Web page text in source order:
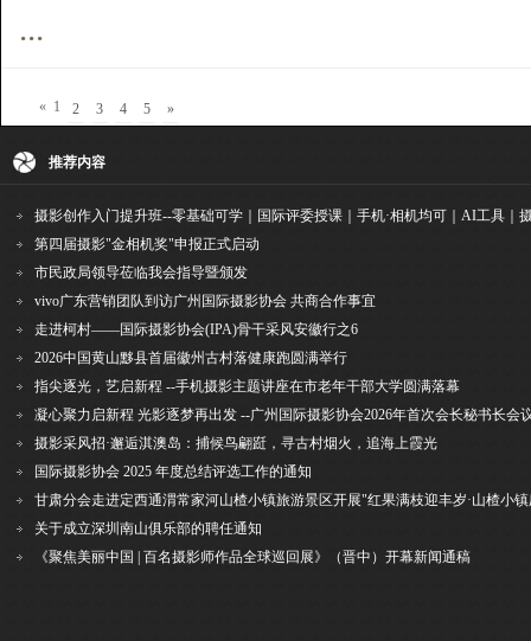
...
« 1 2 3 4 5 »
推荐内容
第四届摄影"金相机奖"申报正式启动
市民政局领导莅临我会指导暨颁发
vivo广东营销团队到访广州国际摄影协会 共商合作事宜
走进柯村——国际摄影协会(IPA)骨干采风安徽行之6
2026中国黄山黟县首届徽州古村落健康跑圆满举行
指尖逐光，艺启新程 --手机摄影主题讲座在市老年干部大学圆满落幕
凝心聚力启新程 光影逐梦再出发 --广州国际摄影协会2026年首次会长秘书长会
摄影采风招·邂逅淇澳岛：捕候鸟翩跹，寻古村烟火，追海上霞光
国际摄影协会 2025 年度总结评选工作的通知
关于成立深圳南山俱乐部的聘任通知
《聚焦美丽中国 | 百名摄影师作品全球巡回展》（晋中）开幕新闻通稿